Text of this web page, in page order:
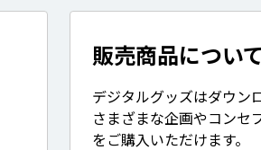
販売商品につい
デジタルグッズはダウン
さまざまな企画やコンセ
をご購入いただけます。